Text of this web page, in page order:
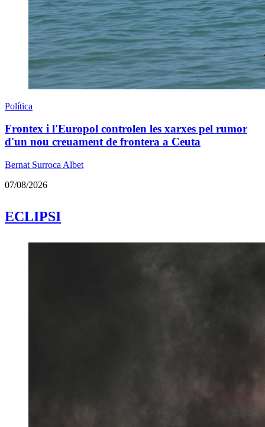
Política
Frontex i l'Europol controlen les xarxes pel rumor
d'un nou creuament de frontera a Ceuta
Bernat Surroca Albet
07/08/2026
ECLIPSI